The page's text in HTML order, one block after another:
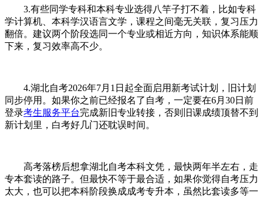
3.有些同学专科和本科专业选得八竿子打不着，比如专科
学计算机、本科学汉语言文学，课程之间毫无关联，复习压力
翻倍。建议两个阶段选同一个专业或相近方向，知识体系能顺
下来，复习效率高不少。
4.湖北自考2026年7月1日起全面启用新考试计划，旧计划
同步停用。如果你之前已经报名了自考，一定要在6月30日前
登录考生服务平台完成新旧专业转接，否则旧课成绩顶替不到
新计划里，白考好几门还耽误时间。
高考落榜后想拿湖北自考本科文凭，最快两年半左右，走
专本套读的路子。但最快不等于最合适，如果你觉得自考压力
太大，也可以把本科阶段换成成考专升本，虽然比套读多等一